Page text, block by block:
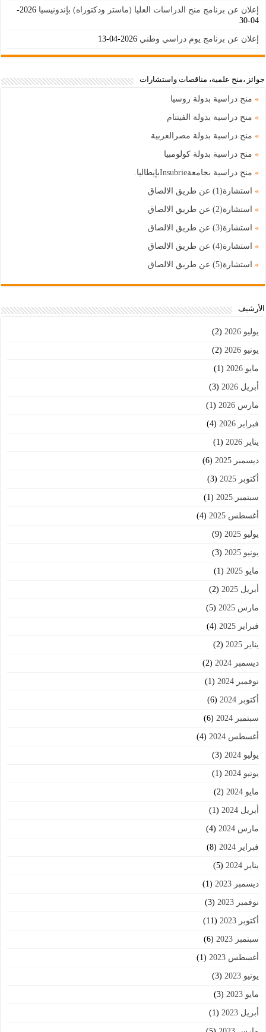
إعلان عن برنامج منح الدراسات العليا (ماستر ودكتوراه) بإندونيسيا
2026-
04-30
إعلان عن برنامج يوم دراسي وطني 2026-04-13
جوائز ،منح علمية، مناقصات واستشارات
» منح دراسية بدولة روسيا
» منح دراسية بدولة الفيتنام
» منح دراسية بدولة مصرالعربية
» منح دراسية بدولة كولومبيا
» منح دراسية بجامعةInsubrieبإيطاليا.
» استشارة(1) عن طريق الالصاق
» استشارة(2) عن طريق الالصاق
» استشارة(3) عن طريق الالصاق
» استشارة(4) عن طريق الالصاق
» استشارة(5) عن طريق الالصاق
اﻷرشيف
يوليو 2026 (2)
يونيو 2026 (2)
مايو 2026 (1)
أبريل 2026 (3)
مارس 2026 (1)
فبراير 2026 (4)
يناير 2026 (1)
ديسمبر 2025 (6)
أكتوبر 2025 (3)
سبتمبر 2025 (1)
أغسطس 2025 (4)
يوليو 2025 (9)
يونيو 2025 (3)
مايو 2025 (1)
أبريل 2025 (2)
مارس 2025 (5)
فبراير 2025 (4)
يناير 2025 (2)
ديسمبر 2024 (2)
نوفمبر 2024 (1)
أكتوبر 2024 (6)
سبتمبر 2024 (6)
أغسطس 2024 (4)
يوليو 2024 (3)
يونيو 2024 (1)
مايو 2024 (2)
أبريل 2024 (1)
مارس 2024 (4)
فبراير 2024 (8)
يناير 2024 (5)
ديسمبر 2023 (1)
نوفمبر 2023 (3)
أكتوبر 2023 (11)
سبتمبر 2023 (6)
أغسطس 2023 (1)
يونيو 2023 (3)
مايو 2023 (3)
أبريل 2023 (1)